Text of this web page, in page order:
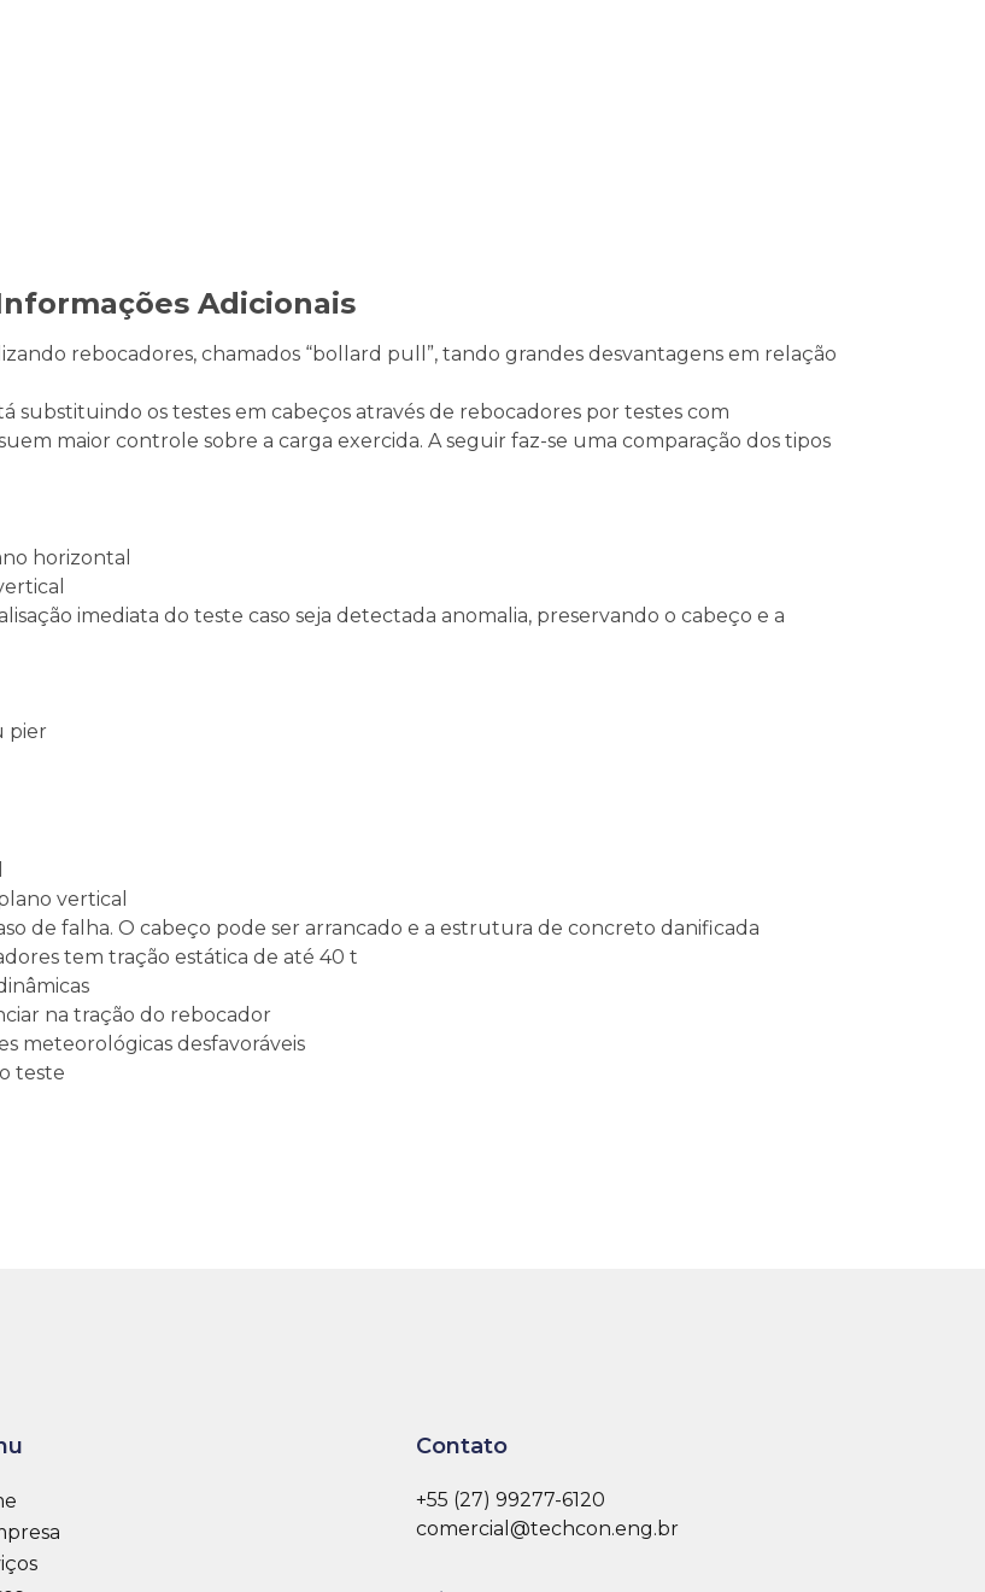
Adicionais
rebocadores, chamados “bollard pull”, tando grandes desvantagens em relação
substituindo os testes em cabeços através de rebocadores por testes com
maior controle sobre a carga exercida. A seguir faz-se uma comparação dos tipos
horizontal
imediata do teste caso seja detectada anomalia, preservando o cabeço e a
pier
vertical
de falha. O cabeço pode ser arrancado e a estrutura de concreto danificada
tem tração estática de até 40 t
na tração do rebocador
meteorológicas desfavoráveis
teste
Contato
+55 (27) 99277-6120
comercial@techcon.eng.br